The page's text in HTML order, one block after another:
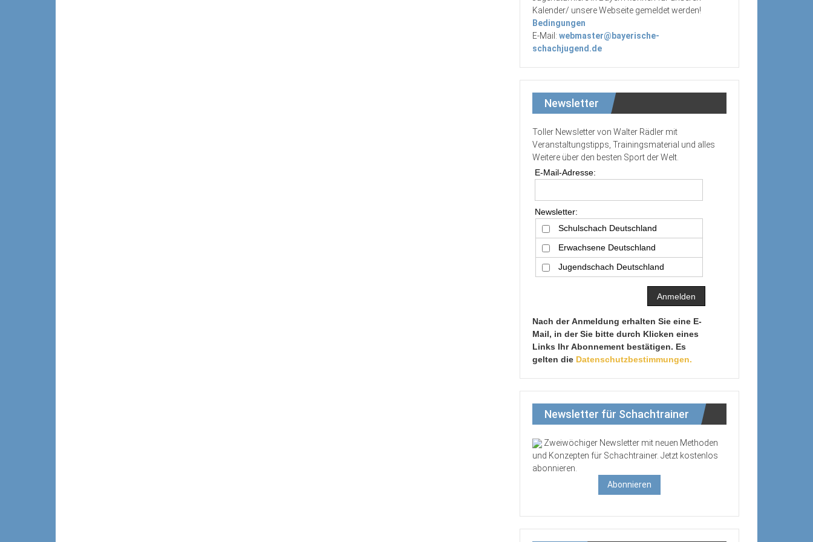
Kalender/ unsere Webseite gemeldet werden!
Bedingungen
E-Mail: webmaster@bayerische-
schachjugend.de
Newsletter
Toller Newsletter von Walter Rädler mit
Veranstaltungstipps, Trainingsmaterial und alles
Weitere über den besten Sport der Welt.
E-Mail-Adresse:
Newsletter:
Schulschach Deutschland
Erwachsene Deutschland
Jugendschach Deutschland
Nach der Anmeldung erhalten Sie eine E-
Mail, in der Sie bitte durch Klicken eines
Links Ihr Abonnement bestätigen. Es
gelten die Datenschutzbestimmungen.
Newsletter für Schachtrainer
Zweiwöchiger Newsletter mit neuen Methoden
und Konzepten für Schachtrainer. Jetzt kostenlos
abonnieren.
Abonnieren